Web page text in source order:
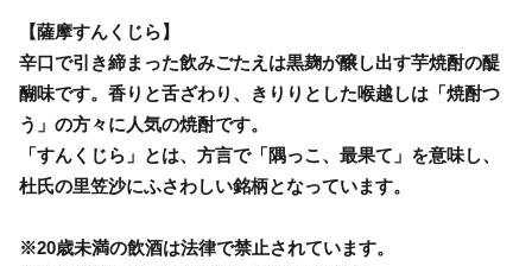
【薩摩すんくじら】
辛口で引き締まった飲みごたえは黒麹が醸し出す芋焼酎の醍
醐味です。香りと舌ざわり、きりりとした喉越しは「焼酎つ
う」の方々に人気の焼酎です。
「すんくじら」とは、方言で「隅っこ、最果て」を意味し、
杜氏の里笠沙にふさわしい銘柄となっています。
※20歳未満の飲酒は法律で禁止されています。